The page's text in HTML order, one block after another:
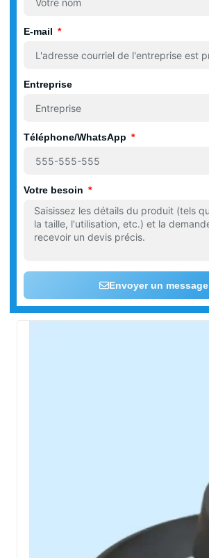
E-mail
Entreprise
Téléphone/WhatsApp
Votre besoin
Envoyer un message